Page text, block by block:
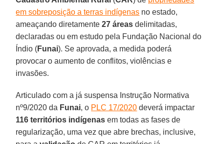
em sobreposição a terras indígenas no estado,
ameaçando diretamente 27 áreas delimitadas,
declaradas ou em estudo pela Fundação Nacional do
Índio (Funai). Se aprovada, a medida poderá
provocar o aumento de conflitos, violências e
invasões.
Articulado com a já suspensa Instrução Normativa
nº9/2020 da Funai, o PLC 17/2020 deverá impactar
116 territórios indígenas em todas as fases de
regularização, uma vez que abre brechas, inclusive,